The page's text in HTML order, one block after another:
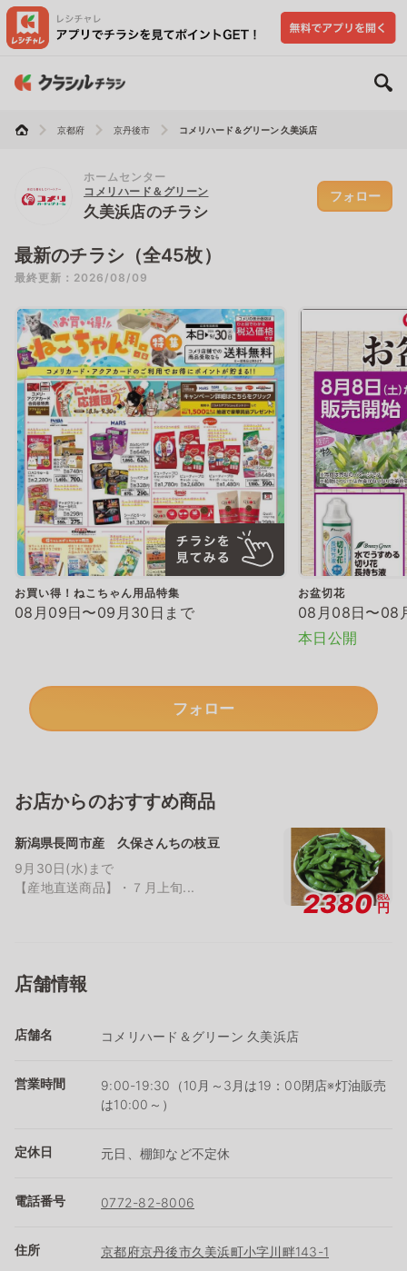
京都府 京丹後市 コメリハード＆グリーン 久美浜店
ホームセンター
コメリハード＆グリーン
久美浜店のチラシ
フォロー
最新のチラシ（全45枚）
最終更新：2026/08/09
お買い得！ねこちゃん用品特集
08月09日〜09月30日まで
お盆切花
08月08日〜08
本日公開
フォロー
お店からのおすすめ商品
新潟県長岡市産 久保さんちの枝豆
9月30日(水)まで
【産地直送商品】・７月上旬...
2380 税込
円
店舗情報
店舗名 コメリハード＆グリーン 久美浜店
営業時間
9:00-19:30（10月～3月は19：00閉店※灯油販売
は10:00～）
定休日 元日、棚卸など不定休
電話番号 0772-82-8006
住所 京都府京丹後市久美浜町小字川畔143-1